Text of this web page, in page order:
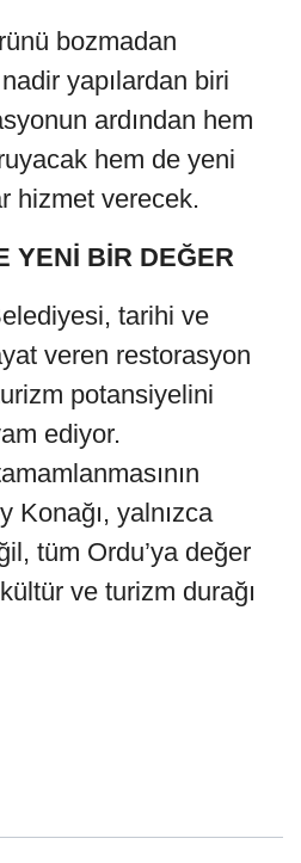
bozmadan
yapılardan biri
ardından hem
hem de yeni
hizmet verecek.
YENİ BİR DEĞER
tarihi ve
veren restorasyon
potansiyelini
ediyor.
Konağı, yalnızca
tüm Ordu’ya değer
ve turizm durağı